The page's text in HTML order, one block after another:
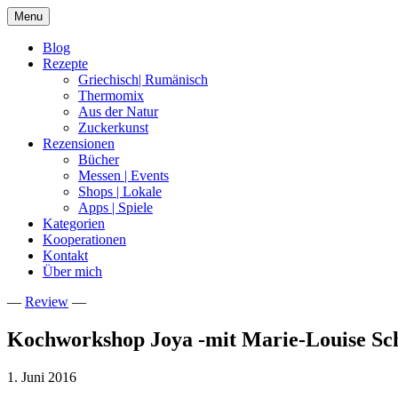
Skip
to
content
Menu
Blog
Rezepte
Griechisch| Rumänisch
Thermomix
Aus der Natur
Zuckerkunst
Rezensionen
Bücher
Messen | Events
Shops | Lokale
Apps | Spiele
Kategorien
Kooperationen
Kontakt
Über mich
Nia Latea
— Review —
Kochworkshop Joya -mit Marie-Louise
1. Juni 2016